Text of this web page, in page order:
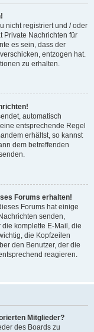
nicht registriert und / oder
Private Nachrichten für
es sein, dass der
entzogen hat.
zu erhalten.
automatisch
entsprechende Regel
erhältst, so kannst
dem betreffenden
Forums erhalten!
Forums hat einige
senden,
komplette E-Mail, die
die Kopfzeilen
den Benutzer, der die
reagieren.
Mitglieder?
des Boards zu